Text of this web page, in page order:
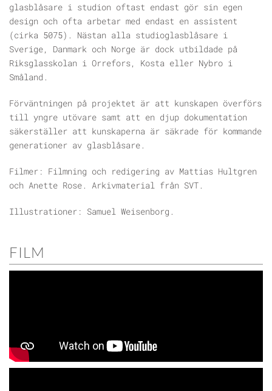
glasblåsare i studion oftast endast gör sin egen
design och ofta arbetar med endast en assistent
(cirka 50­75). Nästan alla studioglasblåsare i
Sverige, Danmark och Norge är dock utbildade på
Riksglasskolan i Orrefors, Kosta eller Nybro i
Småland.
Förväntningen på projektet är att kunskapen överförs
till yngre utövare samt att en djup dokumentation
säkerställer att kunskaperna är säkrade för kommande
generationer av glasblåsare.
Filmer: Filmning och redigering av Mattias Hultgren
och Anette Rose. Arkivmaterial från SVT.
Illustrationer: Samuel Weisenborg.
FILM